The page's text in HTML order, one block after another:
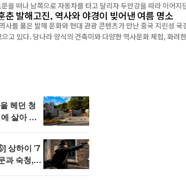
] 도문을 떠나 남쪽으로 자동차를 타고 달리자 두만강을 따라 이어
발해고진, 역사와 야경이 빚어낸 여름 명소
사를 품은 발해 문화와 현대 관광 콘텐츠가 만난 중국 지린성
고 있다. 당나라 양식의 건축미와 다양한 역사문화 체험, 화려
헤던 청
살아 있
상하이 '7
과 숙청,